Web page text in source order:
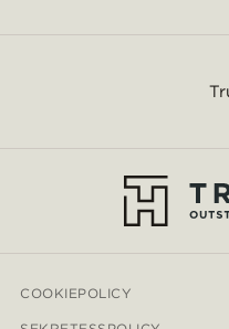
COOKIEPOLICY